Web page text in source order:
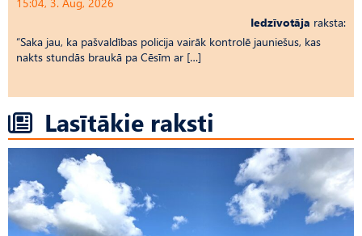
Iedzīvotāja raksta:
“Saka jau, ka pašvaldības policija vairāk kontrolē jauniešus, kas
nakts stundās braukā pa Cēsīm ar […]
Lasītākie raksti